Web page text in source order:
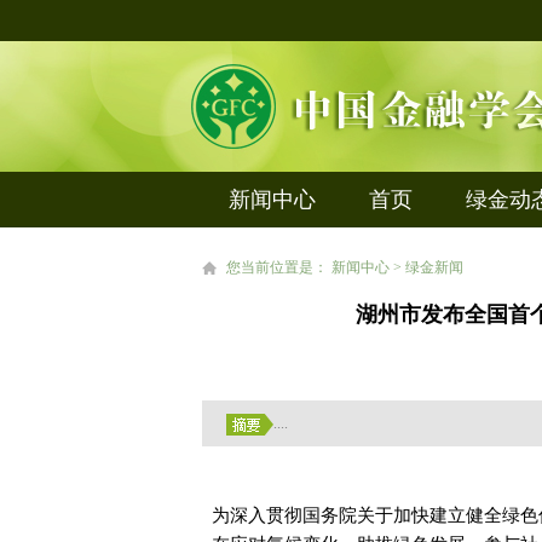
新闻中心 首页 绿金动
您当前位置是： 新闻中心 > 绿金新闻
湖州市发布全国首
....
为深入贯彻国务院关于加快建立健全绿